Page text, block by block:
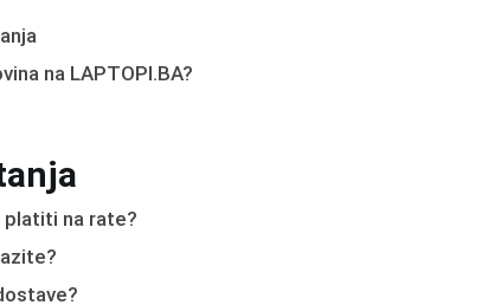
na LAPTOPI.BA?
platiti na rate?